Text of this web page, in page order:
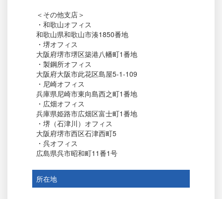
＜その他支店＞
・和歌山オフィス
和歌山県和歌山市湊1850番地
・堺オフィス
大阪府堺市堺区築港八幡町1番地
・製鋼所オフィス
大阪府大阪市此花区島屋5-1-109
・尼崎オフィス
兵庫県尼崎市東向島西之町1番地
・広畑オフィス
兵庫県姫路市広畑区富士町1番地
・堺（石津川）オフィス
大阪府堺市西区石津西町5
・呉オフィス
広島県呉市昭和町11番1号
所在地